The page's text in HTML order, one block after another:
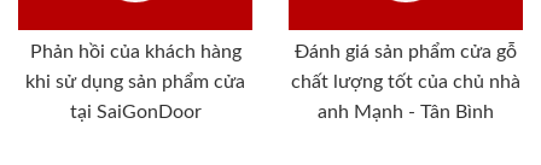
Phản hồi của khách hàng
khi sử dụng sản phẩm cửa
tại SaiGonDoor
Đánh giá sản phẩm cửa gỗ
chất lượng tốt của chủ nhà
anh Mạnh - Tân Bình